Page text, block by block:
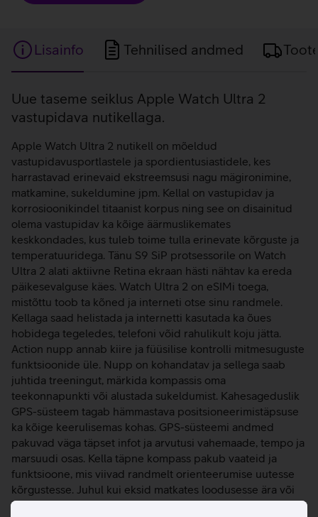
Lisainfo Tehnilised andmed
Lisainfo
Uue taseme seiklus Apple Watch Ultra 2
vastupidava nutikellaga.
Apple Watch Ultra 2 nutikell on mõeldud
vastupidavusportlastele ja spordientusiastidele, kes
harrastavad erinevaid ekstreemsusi nagu mägironimine,
matkamine, sukeldumine jpm. Kellal on vastupidav ja
korrosioonikindel titaanist korpus ning see on disainitud
olema vastupidav ka kõige äärmuslikemates
keskkondades, kus tuleb toime tulla erinevate kõrguste ja
temperatuuridega. Tänu S9 SiP protsessorile on Watch
Ultra 2 alati aktiivne Retina ekraan hästi nähtav ka ereda
päikesevalguse käes. Watch Ultra 2 on eSIMi toega,
mistõttu toob ta kõned ja interneti otse sinu randmele.
Kellaga saad helistada ja internetti kasutada ka õues
hobidega tegeledes, telefoni võid rahulikult koju jätta.
Action nupp annab kiire ja füüsilise kontrolli mitmesuguste
funktsioonide üle. Nupp on kohandatav ja sellega saab
juhtida treeningut, märkida kompassis oma
teekonnapunkti või alustada sukeldumist. Kahesageduslik
GPS-süsteem tagab hämmastava positsioneerimistäpsuse
ka kõige keerulisemas kohas. GPS-süsteemi andmed
pakuvad väga täpset infot ja arvutusi vahemaade, tempo ja
marsuudi osas. Kella täpne kompass pakub vaateid ja
funktsioone, mis viivad randmelt orienteerumise uutesse
kõrgustesse. Juhul kui eksid matkates loodusesse ära või
vigastad end ning pead seeläbi tähelepanu enda peale